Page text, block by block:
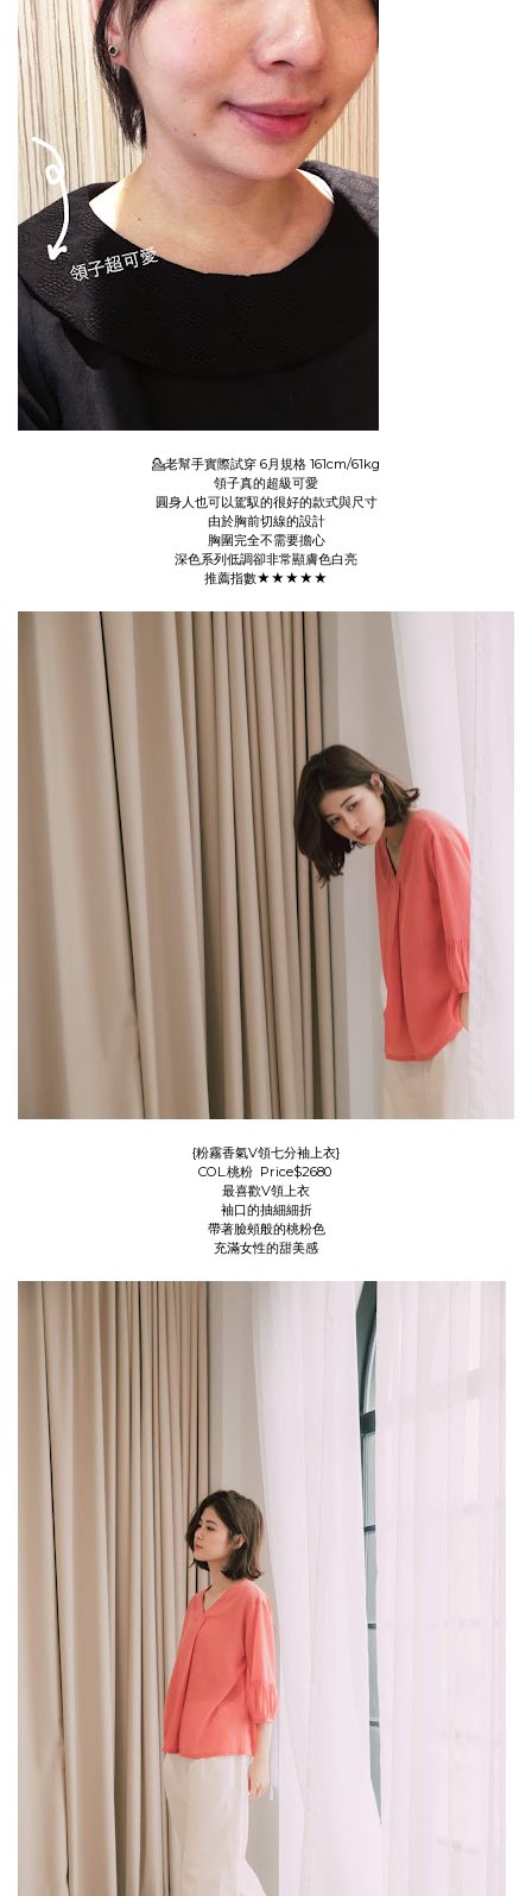
💁老幫手實際試穿 6月規格 161cm/61kg
領子真的超級可愛
圓身人也可以駕馭的很好的款式與尺寸
由於胸前切線的設計
胸圍完全不需要擔心
深色系列低調卻非常顯膚色白亮
推薦指數★★★★★
{粉霧香氣V領七分袖上衣}
COL.桃粉 Price$2680
最喜歡V領上衣
袖口的抽細細折
帶著臉頰般的桃粉色
充滿女性的甜美感